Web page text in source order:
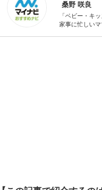
桑野 咲良
「ベビー・キ
家事に忙しい